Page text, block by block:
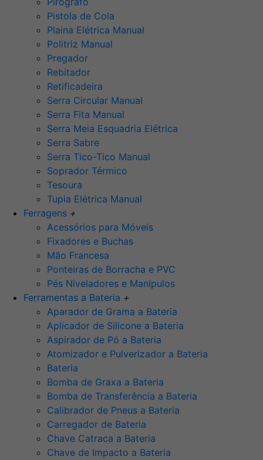
Pistola de Cola
Plaina Elétrica Manual
Politriz Manual
Pregador
Rebitador
Retificadeira
Serra Circular Manual
Serra Fita Manual
Serra Meia Esquadria Elétrica
Serra Sabre
Serra Tico-Tico Manual
Soprador Térmico
Tesoura
Tupia Elétrica Manual
Ferragens +
Acessórios para Móveis
Fixadores e Buchas
Mão Francesa
Ponteiras de Borracha e PVC
Pés Niveladores e Manípulos
Ferramentas a Bateria +
Aparador de Grama a Bateria
Aplicador de Silicone a Bateria
Aspirador de Pó a Bateria
Atomizador e Pulverizador a Bateria
Bateria
Bomba de Graxa a Bateria
Bomba de Transferência a Bateria
Calibrador de Pneus a Bateria
Carregador de Bateria
Chave Catraca a Bateria
Chave de Impacto a Bateria